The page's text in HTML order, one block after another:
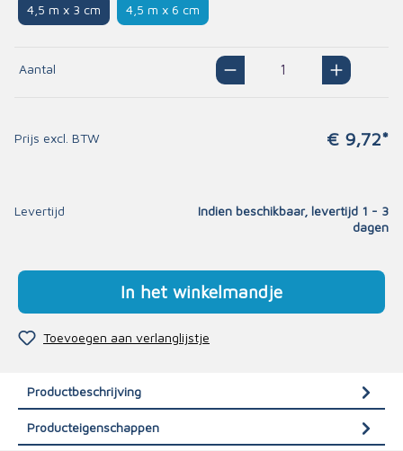
4,5 m x 3 cm 4,5 m x 6 cm
Aantal
Prijs excl. BTW € 9,72*
Levertijd
Indien beschikbaar, levertijd 1 - 3
dagen
In het winkelmandje
Toevoegen aan verlanglijstje
Productbeschrijving
Producteigenschappen